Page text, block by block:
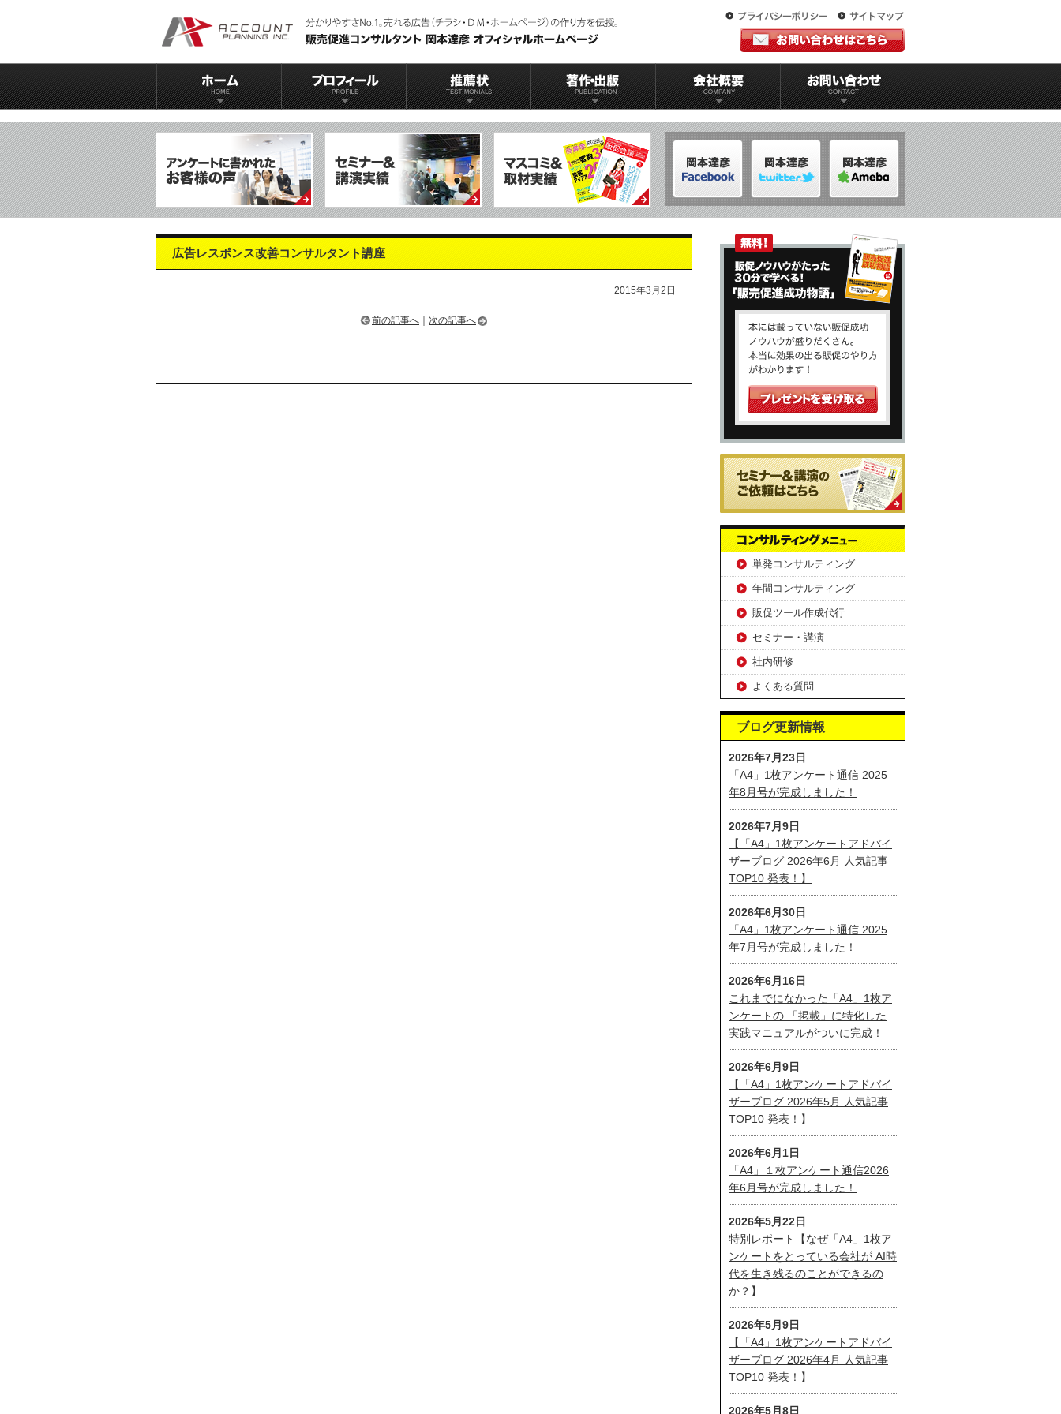
広告レスポンス改善コンサルタント講座
2015年3月2日
前の記事へ 次の記事へ
単発コンサルティング
年間コンサルティング
販促ツール作成代行
セミナー・講演
社内研修
よくある質問
ブログ更新情報
2026年7月23日
「A4」1枚アンケート通信 2025
年8月号が完成しました！
2026年7月9日
【「A4」1枚アンケートアドバイ
ザーブログ 2026年6月 人気記事
TOP10 発表！】
2026年6月30日
「A4」1枚アンケート通信 2025
年7月号が完成しました！
2026年6月16日
これまでになかった「A4」1枚ア
ンケートの 「掲載」に特化した
実践マニュアルがついに完成！
2026年6月9日
【「A4」1枚アンケートアドバイ
ザーブログ 2026年5月 人気記事
TOP10 発表！】
2026年6月1日
「A4」１枚アンケート通信2026
年6月号が完成しました！
2026年5月22日
特別レポート【なぜ「A4」1枚ア
ンケートをとっている会社が AI時
代を生き残るのことができるの
か？】
2026年5月9日
【「A4」1枚アンケートアドバイ
ザーブログ 2026年4月 人気記事
TOP10 発表！】
2026年5月8日